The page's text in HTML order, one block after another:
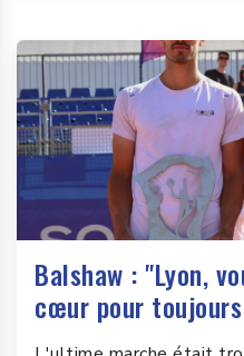
Balshaw : "Lyon,
cœur pour